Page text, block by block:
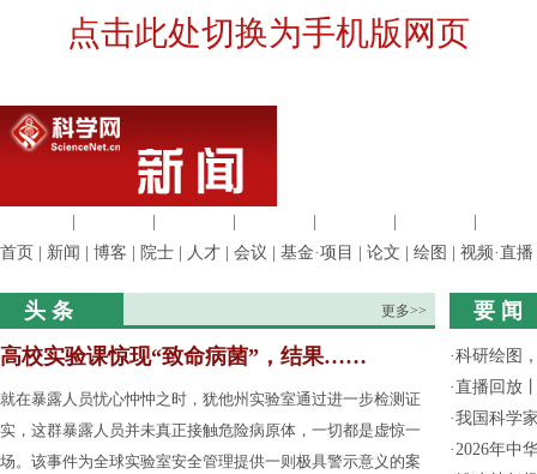
点击此处切换为手机版网页
首页
新闻 博客 院士 人才 会议 基金·项目 论文 绘图 视频·直播
头 条 更多>>
高校实验课惊现“致命病菌”，结果……
就在暴露人员忧心忡忡之时，犹他州实验室通过进一步检测证
实，这群暴露人员并未真正接触危险病原体，一切都是虚惊一
场。该事件为全球实验室安全管理提供一则极具警示意义的案
要 闻
·科研绘图
·直播回放
·我国科学
·2026年中